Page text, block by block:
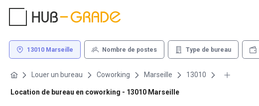
13010 Marseille Nombre de postes Type de bureau
Louer un bureau Coworking Marseille 13010
Location de bureau en coworking - 13010 Marseille